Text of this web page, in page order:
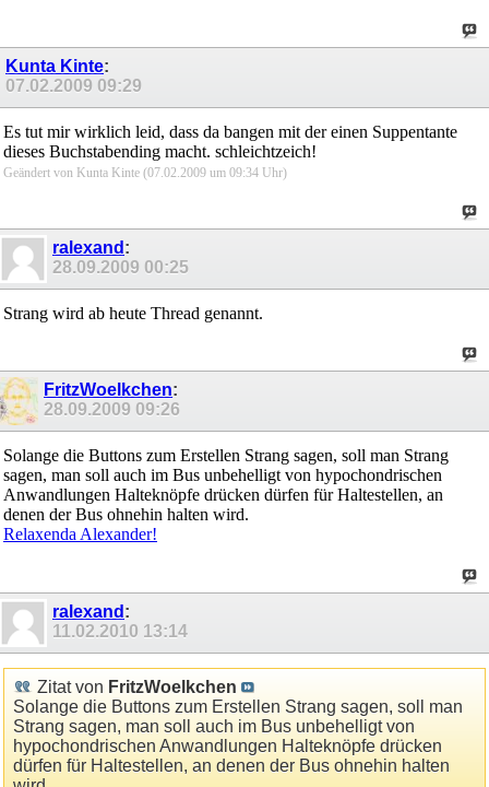
Kunta Kinte:
07.02.2009 09:29
Es tut mir wirklich leid, dass da bangen mit der einen Suppentante
dieses Buchstabending macht. schleichtzeich!
Geändert von Kunta Kinte (07.02.2009 um 09:34 Uhr)
ralexand :
28.09.2009 00:25
Strang wird ab heute Thread genannt.
FritzWoelkchen:
28.09.2009 09:26
Solange die Buttons zum Erstellen Strang sagen, soll man Strang
sagen, man soll auch im Bus unbehelligt von hypochondrischen
Anwandlungen Halteknöpfe drücken dürfen für Haltestellen, an
denen der Bus ohnehin halten wird.
Relaxenda Alexander!
ralexand :
11.02.2010 13:14
Zitat von FritzWoelkchen
Solange die Buttons zum Erstellen Strang sagen, soll man
Strang sagen, man soll auch im Bus unbehelligt von
hypochondrischen Anwandlungen Halteknöpfe drücken
dürfen für Haltestellen, an denen der Bus ohnehin halten